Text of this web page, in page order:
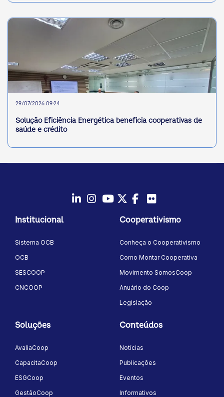
29/07/2026 09:24
Solução Eficiência Energética beneficia cooperativas de
saúde e crédito
Instagram
YoutubeTwitter/X
Facebook
Institucional
Sistema OCB
OCB
SESCOOP
CNCOOP
Cooperativismo
Conheça o Cooperativismo
Como Montar Cooperativa
Movimento SomosCoop
Anuário do Coop
Legislação
Soluções
AvaliaCoop
CapacitaCoop
ESGCoop
GestãoCoop
Conteúdos
Notícias
Publicações
Eventos
Informativos